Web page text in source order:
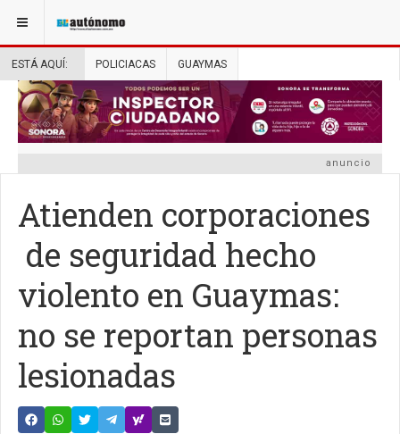
ESTÁ AQUÍ: POLICIACAS GUAYMAS
anuncio
Atienden corporaciones
de seguridad hecho
violento en Guaymas:
no se reportan personas
lesionadas